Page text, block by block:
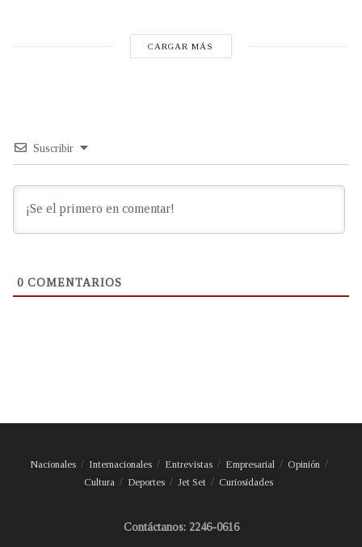
CARGAR MÁS
Suscribir
0 COMENTARIOS
Nacionales Internacionales Entrevistas Empresarial
Opinión
Cultura
Deportes Jet Set Curiosidades
Contáctanos: 2246-0616